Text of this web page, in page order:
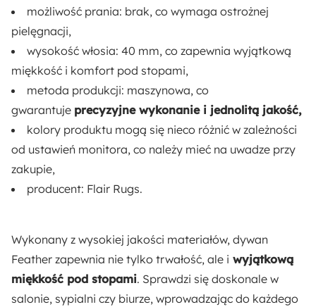
możliwość prania: brak, co wymaga ostrożnej
pielęgnacji,
wysokość włosia: 40 mm, co zapewnia wyjątkową
miękkość i komfort pod stopami,
metoda produkcji: maszynowa, co
gwarantuje precyzyjne wykonanie i jednolitą jakość,
kolory produktu mogą się nieco różnić w zależności
od ustawień monitora, co należy mieć na uwadze przy
zakupie,
producent: Flair Rugs.
Wykonany z wysokiej jakości materiałów, dywan
Feather zapewnia nie tylko trwałość, ale i wyjątkową
miękkość pod stopami. Sprawdzi się doskonale w
salonie, sypialni czy biurze, wprowadzając do każdego